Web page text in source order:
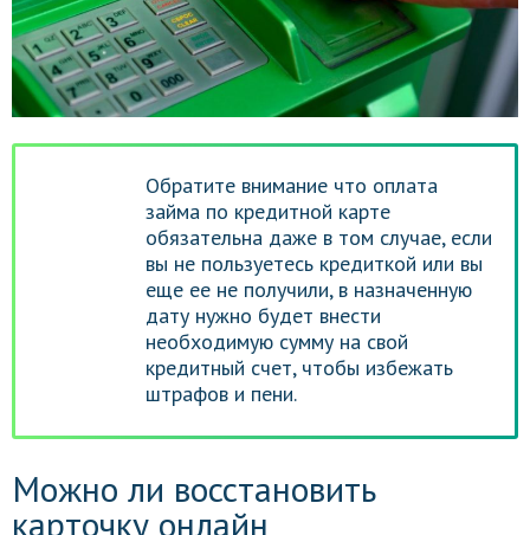
Обратите внимание что оплата
займа по кредитной карте
обязательна даже в том случае, если
вы не пользуетесь кредиткой или вы
еще ее не получили, в назначенную
дату нужно будет внести
необходимую сумму на свой
кредитный счет, чтобы избежать
штрафов и пени.
Можно ли восстановить
карточку онлайн